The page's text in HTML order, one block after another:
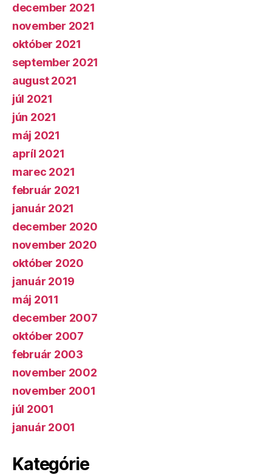
december 2021
november 2021
október 2021
september 2021
august 2021
júl 2021
jún 2021
máj 2021
apríl 2021
marec 2021
február 2021
január 2021
december 2020
november 2020
október 2020
január 2019
máj 2011
december 2007
október 2007
február 2003
november 2002
november 2001
júl 2001
január 2001
Kategórie